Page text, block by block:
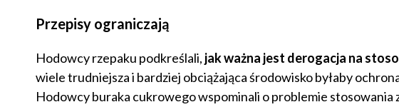
Przepisy ograniczają
Hodowcy rzepaku podkreślali, jak ważna jest derogacja na
wiele trudniejsza i bardziej obciążająca środowisko byłaby
Hodowcy buraka cukrowego wspominali o problemie